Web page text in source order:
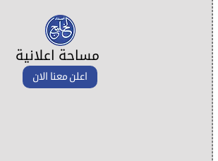
مساحة اعلانية
اعلن معنا الان